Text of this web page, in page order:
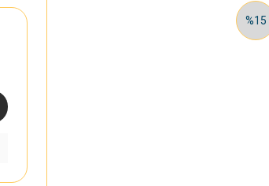
%15